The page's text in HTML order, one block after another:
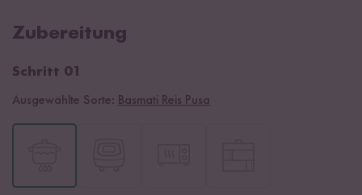
Zubereitung
Schritt 01
Ausgewählte Sorte: Basmati Reis Pusa